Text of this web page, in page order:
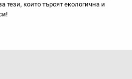
тези, които търсят екологична и